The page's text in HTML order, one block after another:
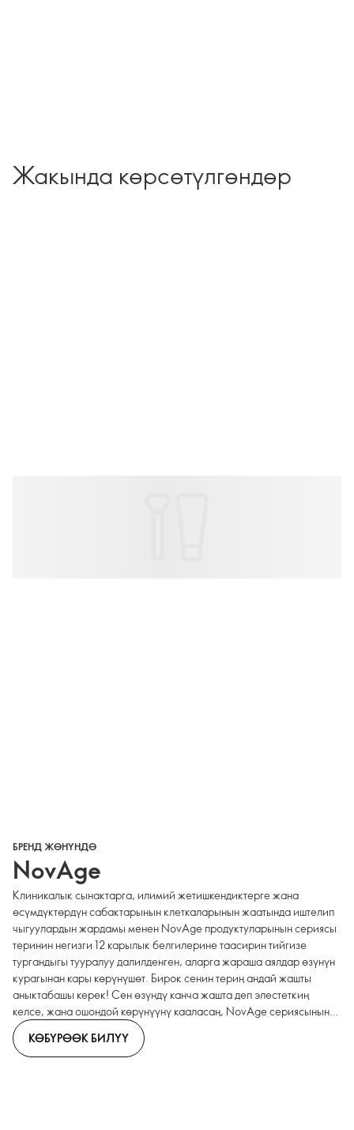
Жакында көрсөтүлгөндөр
БРЕНД ЖӨНҮНДӨ
NovAge
Клиникалык сынактарга, илимий жетишкендиктерге жана
өсүмдүктөрдүн сабактарынын клеткаларынын жаатында иштелип
чыгуулардын жардамы менен NovAge продуктуларынын сериясы
теринин негизги 12 карылык белгилерине таасирин тийгизе
тургандыгы тууралуу далилденген, аларга жараша аялдар өзүнүн
курагынан кары көрүнүшөт. Бирок сенин териң андай жашты
аныктабашы керек! Сен өзүндү канча жашта деп элестеткиң
келсе, жана ошондой көрүнүүнү кааласаң, NovAge сериясынын
продуктуларынын арасынан өзүңдүн линейкаңды танда.
КӨБҮРӨӨК БИЛҮҮ